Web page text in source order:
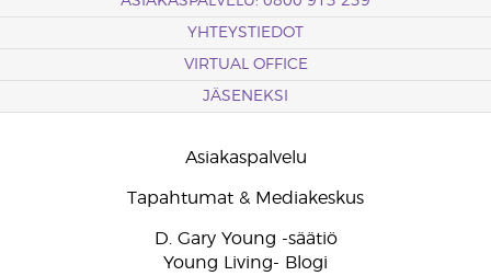
YHTEYSTIEDOT
VIRTUAL OFFICE
JÄSENEKSI
Asiakaspalvelu
Tapahtumat & Mediakeskus
D. Gary Young -säätiö
Young Living- Blogi